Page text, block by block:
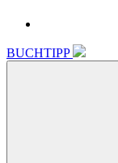
BUCHTIPP